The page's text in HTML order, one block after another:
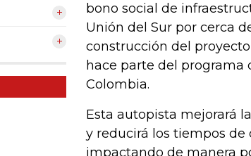
bono social de
Unión del Sur por cerca
construcción del
hace parte del programa
Colombia.
Esta autopista mejorará
y reducirá los tiempos
impactando de manera